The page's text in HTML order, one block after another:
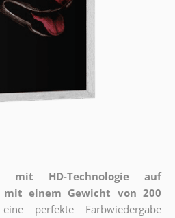
mit HD-Technologie auf
mit einem Gewicht von 200
perfekte Farbwiedergabe